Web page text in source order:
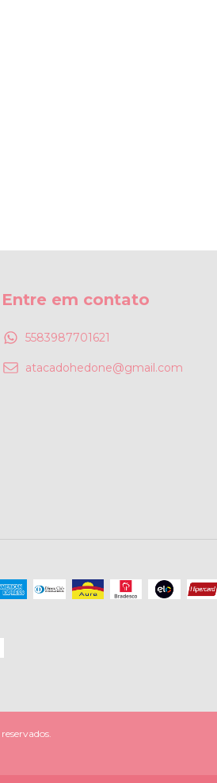
Entre em contato
5583987701621
atacadohedone@gmail.com